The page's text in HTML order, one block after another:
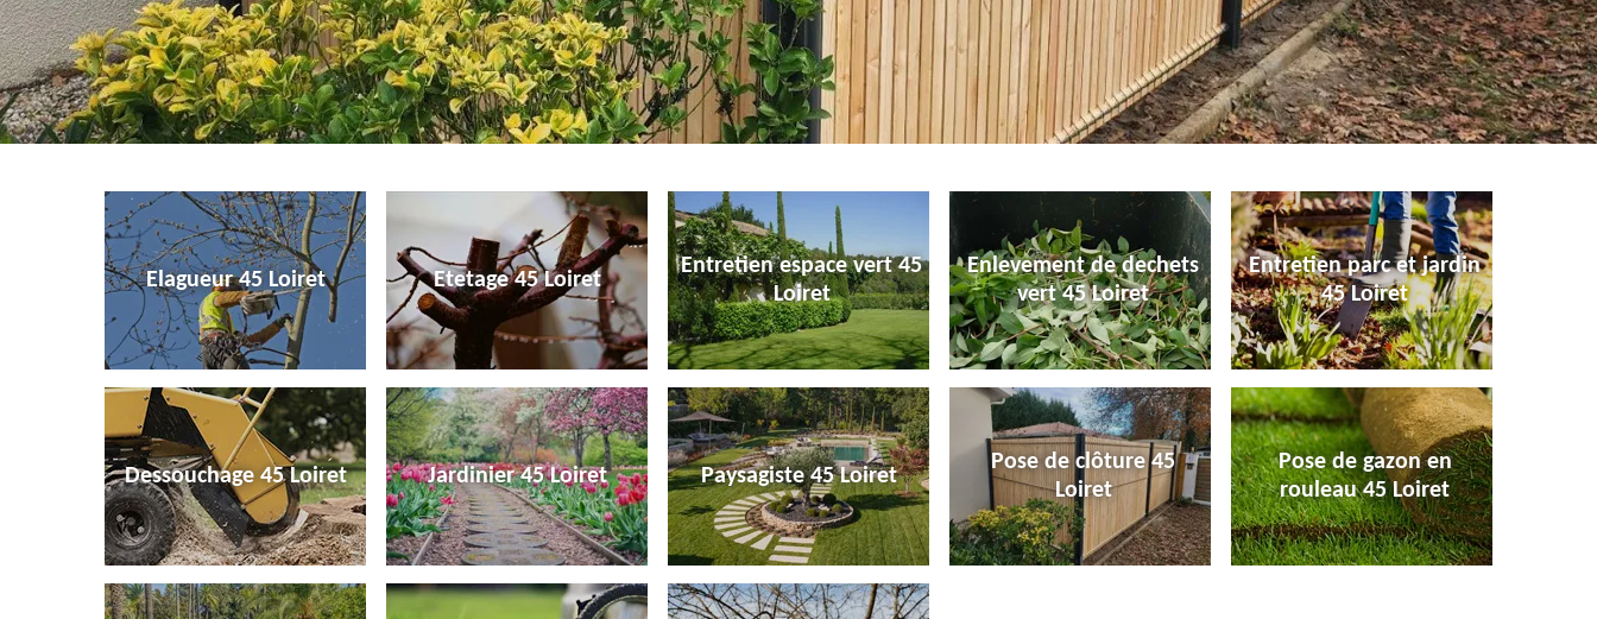
Elagueur 45 Loiret Etetage 45 Loiret
Entretien espace vert 45
Loiret
Enlevement de dechets
vert 45 Loiret
Entretien parc et jardin
45 Loiret
Dessouchage 45 Loiret Jardinier 45 Loiret Paysagiste 45 Loiret
Pose de clôture 45
Loiret
Pose de gazon en
rouleau 45 Loiret